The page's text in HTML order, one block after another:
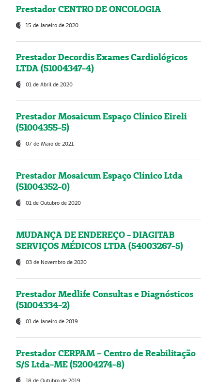
Prestador CENTRO DE ONCOLOGIA
15 de Janeiro de 2020
Prestador Decordis Exames Cardiológicos
LTDA (51004347-4)
01 de Abril de 2020
Prestador Mosaicum Espaço Clínico Eireli
(51004355-5)
07 de Maio de 2021
Prestador Mosaicum Espaço Clínico Ltda
(51004352-0)
01 de Outubro de 2020
MUDANÇA DE ENDEREÇO - DIAGITAB
SERVIÇOS MÉDICOS LTDA (54003267-5)
03 de Novembro de 2020
Prestador Medlife Consultas e Diagnósticos
(51004334-2)
01 de Janeiro de 2019
Prestador CERPAM – Centro de Reabilitação
S/S Ltda-ME (52004274-8)
18 de Outubro de 2019